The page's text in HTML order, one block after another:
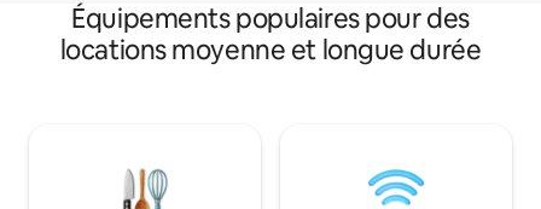
Équipements populaires pour des
locations moyenne et longue durée